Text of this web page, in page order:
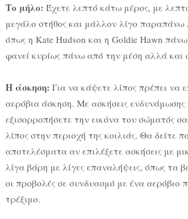
Το μήλο: Έχετε λεπτό κάτω μέρος, με
μεγάλο στήθος και μάλλον λίγο παραπάνω
όπως η Kate Hudson και η Goldie Hawn
φανεί κυρίως πάνω από την μέση αλλά και
Η άσκηση: Για να κάψετε λίπος πρέπει να
αερόβια άσκηση. Με ασκήσεις
εξισορροπήσετε την εικόνα του σώματός
λίπος στην περιοχή της κοιλιάς. Θα δείτε
αποτελέσματα αν επιλέξετε ασκήσεις με
λίγα βάρη με λίγες επαναλήψεις, όπως τα
οι προβολές σε συνδυασμό με ένα αερόβιο
τρέξιμο.